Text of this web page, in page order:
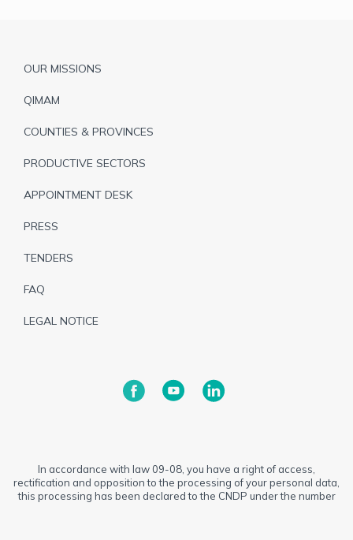
Pied
de
OUR MISSIONS
QIMAM
COUNTIES & PROVINCES
PRODUCTIVE SECTORS
APPOINTMENT DESK
PRESS
TENDERS
FAQ
LEGAL NOTICE
In accordance with law 09-08, you have a right of access,
rectification and opposition to the processing of your personal data,
this processing has been declared to the CNDP under the number